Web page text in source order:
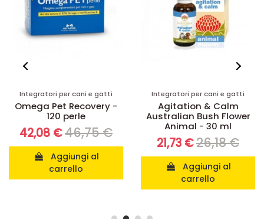
Integratori per cani e gatti
Omega Pet Recovery -
120 perle
42,08 €46,75 €
carrello
Integratori per cani e gatti
Agitation & Calm
Australian Bush Flower
Animal - 30 ml
21,73 €26,18 €
carrello